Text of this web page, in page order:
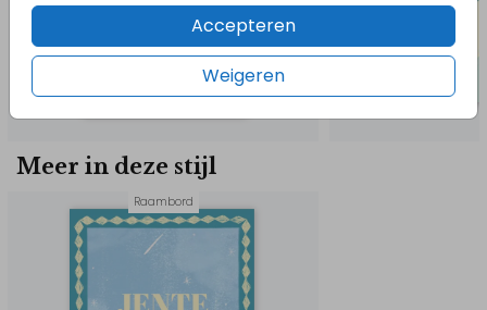
Accepteren
Weigeren
Meer in deze stijl
Raambord